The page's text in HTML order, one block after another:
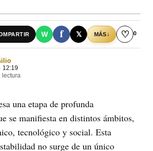
W f 𝕏 MÁS↓ ♡ 0
12:19
lectura
una etapa de profunda
se manifiesta en distintos ámbitos,
tecnológico y social. Esta
no surge de un único